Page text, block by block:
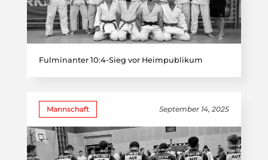
Fulminanter 10:4-Sieg vor Heimpublikum
Mannschaft September 14, 2025